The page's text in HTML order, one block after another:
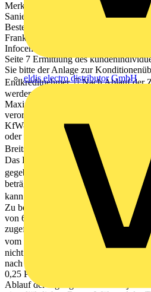
eldis electro distributor GmbH
Merkblatt Kommunale und soziale
Sanieren- Kommunale Unternehmen
Bestellnummer: 600 000 2422 KfW •
Frankfurt • Tel.: 069 7431-0 • Fax:
Infocenter • Tel.: 0800 5399002
Seite 7 Ermittlung des
Sie bitte der Anlage zur
Endkreditnehmer.  Nach Ablauf der
werden neue Konditionen vereinbart.
Maximalzinssätze (Soll- und
verordnung - PAngV) finden Sie in
KfW-Förderprogramme im Internet
oder per Faxabruf Nummer 069 7431-
Breitstellung/Bereitstellungsprovision
Das Darlehen kann nach Vorliegen
gegebenenfalls in Teilbeträgen -
beträgt 12 Monate nach
kann diese Frist bis auf maximal 36
Zu beachten ist, dass die jeweils
von 6 Monaten vollständig dem
zugeführt sein müssen. Im Falle der
vom Kreditnehmer ein Zinszuschlag
nicht abgerufenen Kreditbetrag wird
nach dem Zusagedatum der KfW eine
0,25 Prozent pro Monat fällig. Tilgung
Ablauf der tilgungsfreien Anlaufjahre